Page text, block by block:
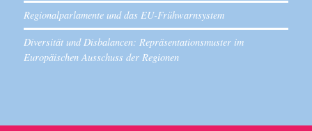
Regionalparlamente und das EU-Frühwarnsystem
Diversität und Disbalancen: Repräsentationsmuster im
Europäischen Ausschuss der Regionen